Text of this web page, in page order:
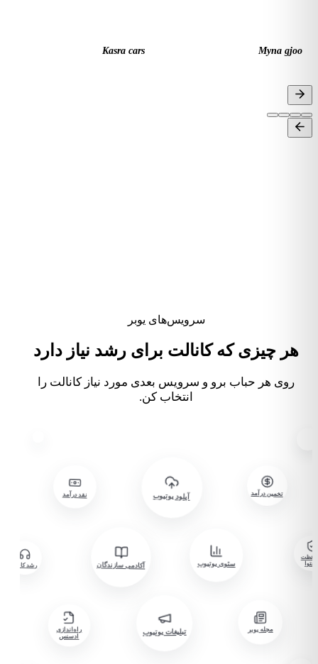
Myna gjoo
Kasra cars
سرویس‌های یوبر
هر چیزی که کانالت برای رشد نیاز دارد
روی هر حباب برو و سرویس بعدی مورد نیاز کانالت را
انتخاب کن.
نقد درآمد آپلود یوتیوب تخمین درآمد
رشد کانال آکادمی سازندگان سئوی یوتیوب محتوا
راه‌اندازی
ادسنس تبلیغات یوتیوب مجله یوبر